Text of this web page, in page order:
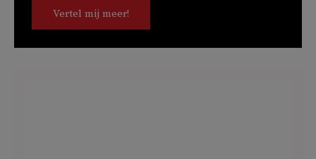
Vertel mij meer!